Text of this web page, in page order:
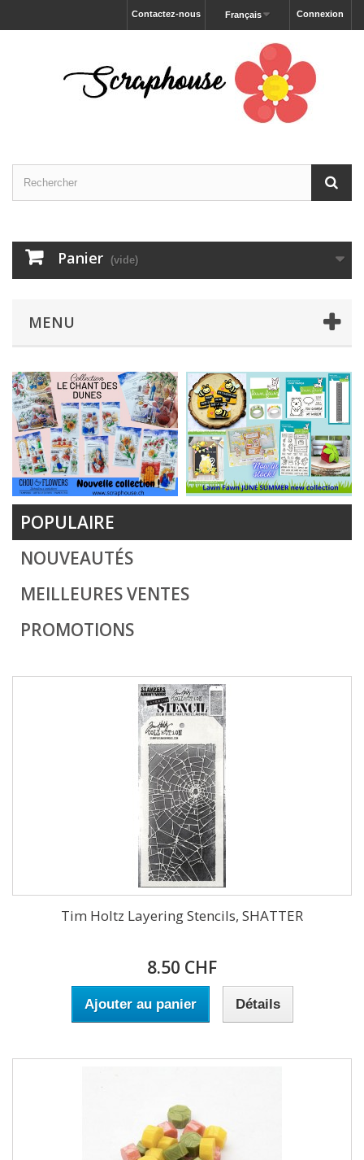
Connexion
Français
Contactez-nous
Panier (vide)
MENU
POPULAIRE
NOUVEAUTÉS
MEILLEURES VENTES
PROMOTIONS
Tim Holtz Layering Stencils, SHATTER
8.50 CHF
Ajouter au panier Détails